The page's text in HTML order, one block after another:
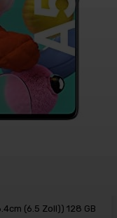
(6.5 Zoll)) 128 GB